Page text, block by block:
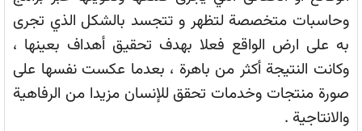
وحاسبات متخصصة لتظهر و تتجسد بالشكل الذي تجرى
به على ارض الواقع فعلا بهدف تحقيق أهداف بعينها ،
وكانت النتيجة أكثر من باهرة ، بعدما عكست نفسها على
صورة منتجات وخدمات تحقق للإنسان مزيدا من الرفاهية
والانتاجية .